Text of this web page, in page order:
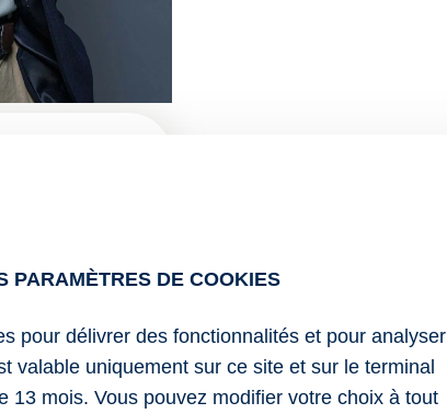
PARAMÈTRES DE COOKIES
pour délivrer des fonctionnalités et pour analyser
valable uniquement sur ce site et sur le terminal
13 mois. Vous pouvez modifier votre choix à tout